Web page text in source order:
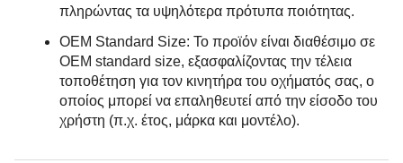
πληρώντας τα υψηλότερα πρότυπα ποιότητας.
OEM Standard Size: Το προϊόν είναι διαθέσιμο σε
OEM standard size, εξασφαλίζοντας την τέλεια
τοποθέτηση για τον κινητήρα του οχήματός σας, ο
οποίος μπορεί να επαληθευτεί από την είσοδο του
χρήστη (π.χ. έτος, μάρκα και μοντέλο).